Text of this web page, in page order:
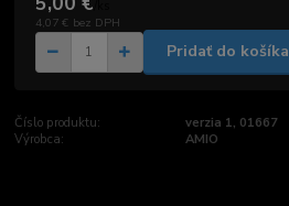
4,07 € bez DPH
Pridať do košíka
Číslo produktu:
verzia 1, 01667
Výrobca:
AMIO